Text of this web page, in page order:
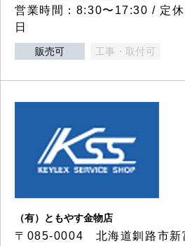
営業時間：8:30〜17:30 / 定
日
販売可 工事・取付可
（有）ともやす金物店
〒085-0004 北海道釧路市新